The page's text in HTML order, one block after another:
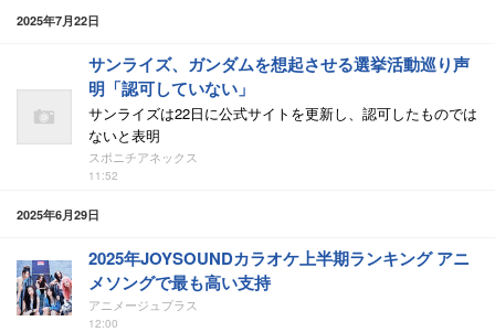
2025年7月22日
サンライズ、ガンダムを想起させる選挙活動巡り声
明「認可していない」
サンライズは22日に公式サイトを更新し、認可したものでは
ないと表明
スポニチアネックス
11:52
2025年6月29日
2025年JOYSOUNDカラオケ上半期ランキング アニ
メソングで最も高い支持
アニメージュプラス
12:00